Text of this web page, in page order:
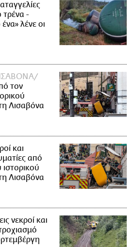
τρένα -
λένε οι
τον
Λισαβόνα
και
από
Λισαβόνα
νεκροί και